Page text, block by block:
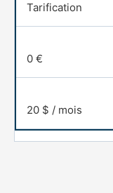
Tarification
0 €
20 $ / mois